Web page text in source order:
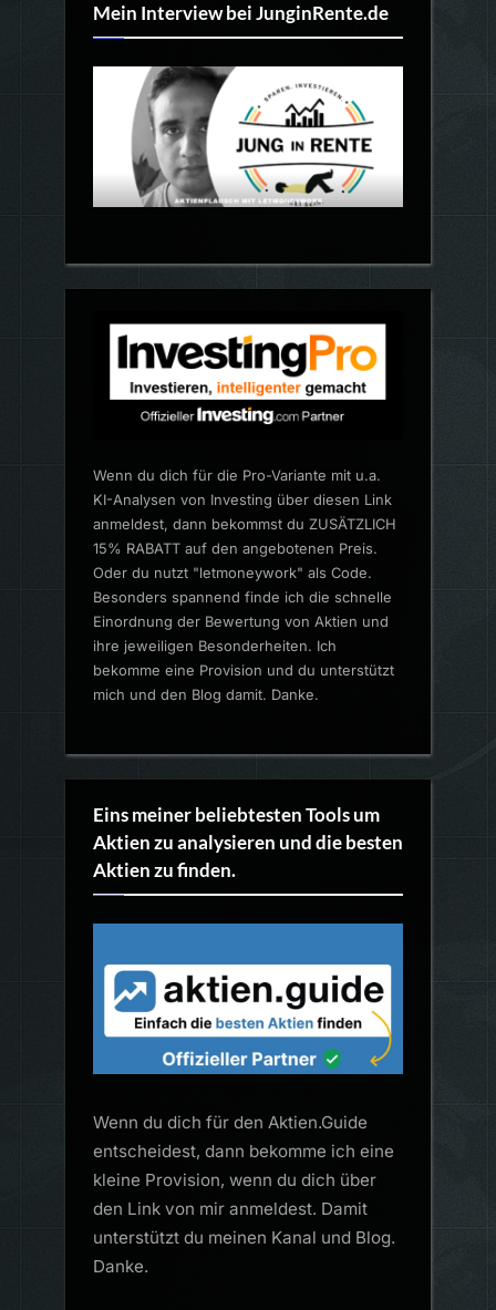
Mein Interview bei JunginRente.de
Wenn du dich für die Pro-Variante mit u.a.
KI-Analysen von Investing über diesen Link
anmeldest, dann bekommst du ZUSÄTZLICH
15% RABATT auf den angebotenen Preis.
Oder du nutzt "letmoneywork" als Code.
Besonders spannend finde ich die schnelle
Einordnung der Bewertung von Aktien und
ihre jeweiligen Besonderheiten. Ich
bekomme eine Provision und du unterstützt
mich und den Blog damit. Danke.
Eins meiner beliebtesten Tools um
Aktien zu analysieren und die besten
Aktien zu finden.
Wenn du dich für den Aktien.Guide
entscheidest, dann bekomme ich eine
kleine Provision, wenn du dich über
den Link von mir anmeldest. Damit
unterstützt du meinen Kanal und Blog.
Danke.